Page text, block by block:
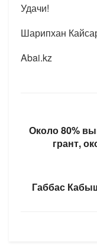
Удачи!
Шарипхан
Abai.kz
Около 80%
грант,
Габбас